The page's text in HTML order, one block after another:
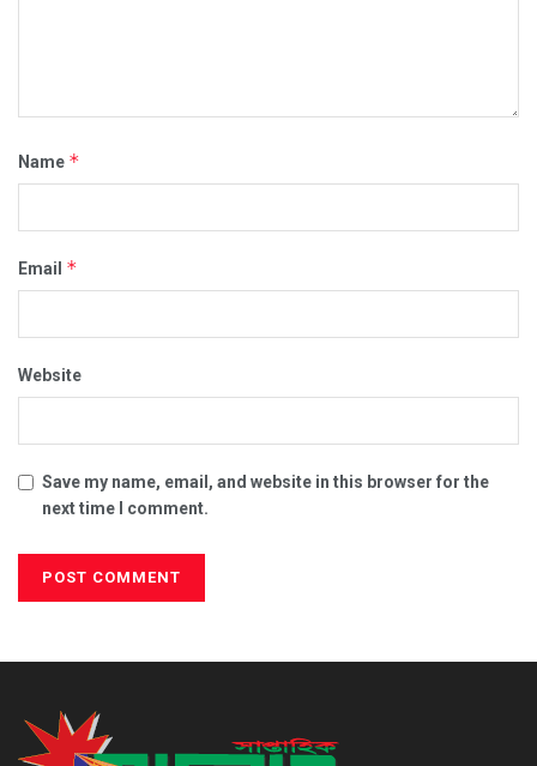
Name *
Email *
Website
Save my name, email, and website in this browser for the
next time I comment.